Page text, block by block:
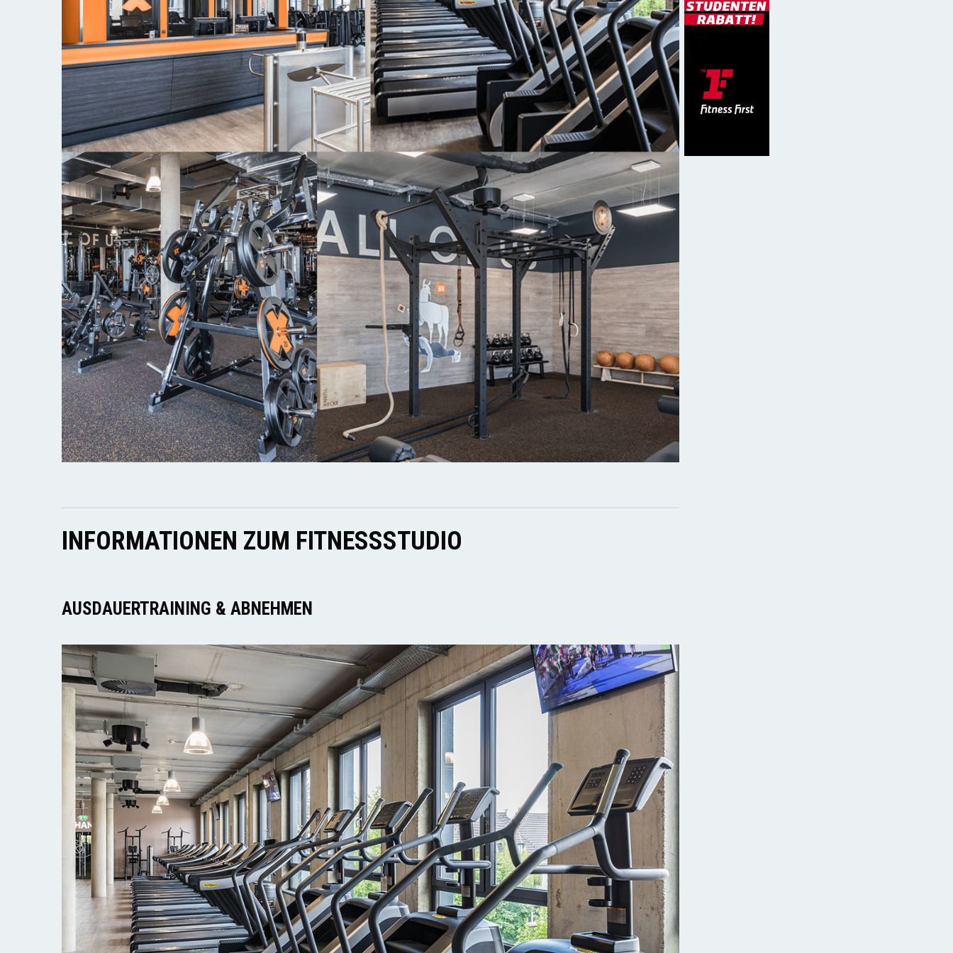
INFORMATIONEN ZUM FITNESSSTUDIO
AUSDAUERTRAINING & ABNEHMEN